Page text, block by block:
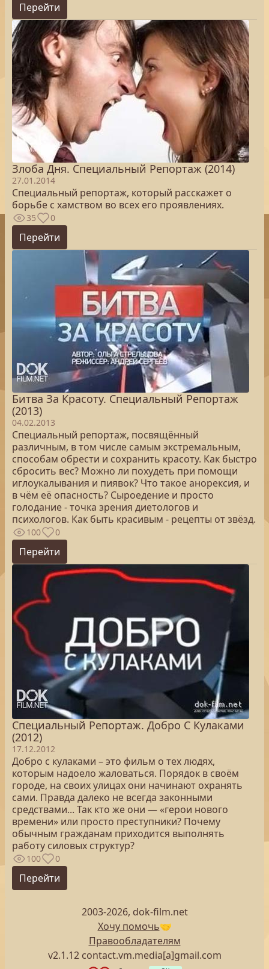
Перейти
Злоба Дня. Специальный Репортаж (2014)
27.01.2014
Специальный репортаж, который расскажет о
борьбе с хамством во всех его проявлениях.
35 0
Перейти
Битва За Красоту. Специальный Репортаж
(2013)
04.02.2013
Специальный репортаж, посвящённый
различным, в том числе самым экстремальным,
способам обрести и сохранить красоту. Как быстро
сбросить вес? Можно ли похудеть при помощи
иглоукалывания и пиявок? Что такое анорексия, и
в чём её опасность? Сыроедение и просто
голодание - точка зрения диетологов и
психологов. Как быть красивым - рецепты от звёзд.
100 0
Перейти
Специальный Репортаж. Добро С Кулаками
(2012)
17.12.2012
Добро с кулаками – это фильм о тех людях,
которым надоело жаловаться. Порядок в своём
городе, на своих улицах они начинают охранять
сами. Правда далеко не всегда законными
средствами... Так кто же они — «герои нового
времени» или просто преступники? Почему
обычным гражданам приходится выполнять
работу силовых структур?
100 0
Перейти
2003-2026, dok-film.net
Хочу помочь🤝
Правообладателям
v2.1.12 contact.vm.media[a]gmail.com